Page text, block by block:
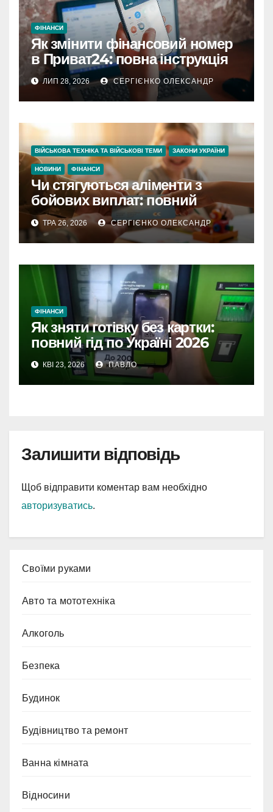
ФІНАНСИ
Як змінити фінансовий номер
в Приват24: повна інструкція
ЛИП 28, 2026 СЕРГІЄНКО ОЛЕКСАНДР
ВІЙСЬКОВА ТЕХНІКА ТА ВІЙСЬКОВІ ТЕМИ ЗАКОНИ УКРАЇНИ
НОВИНИ ФІНАНСИ
Чи стягуються аліменти з
бойових виплат: повний
розбір для сімей військових у
2026 році
ТРА 26, 2026 СЕРГІЄНКО ОЛЕКСАНДР
ФІНАНСИ
Як зняти готівку без картки:
повний гід по Україні 2026
КВІ 23, 2026 ПАВЛО
Залишити відповідь
Щоб відправити коментар вам необхідно
авторизуватись.
Cвоїми руками
Авто та мототехніка
Алкоголь
Безпека
Будинок
Будівництво та ремонт
Ванна кімната
Відносини